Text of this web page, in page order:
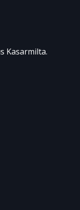
Kasarmilta.